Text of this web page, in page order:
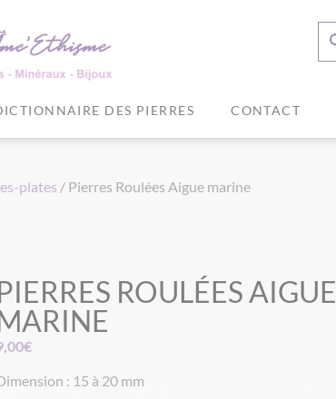
DES PIERRES CONTACT
plates / Pierres Roulées Aigue marine
ROULÉES AIGUE
€
: 15 à 20 mm